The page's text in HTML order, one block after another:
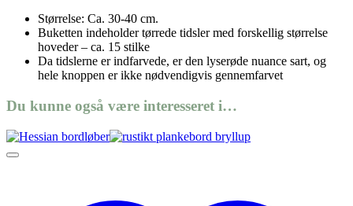
Størrelse: Ca. 30-40 cm.
Buketten indeholder tørrede tidsler med forskellig størrelse
hoveder – ca. 15 stilke
Da tidslerne er indfarvede, er den lyserøde nuance sart, og
hele knoppen er ikke nødvendigvis gennemfarvet
Du kunne også være interesseret i…